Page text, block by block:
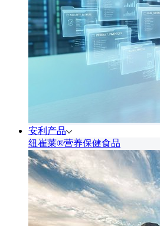
安利产品
纽崔莱®营养保健食品